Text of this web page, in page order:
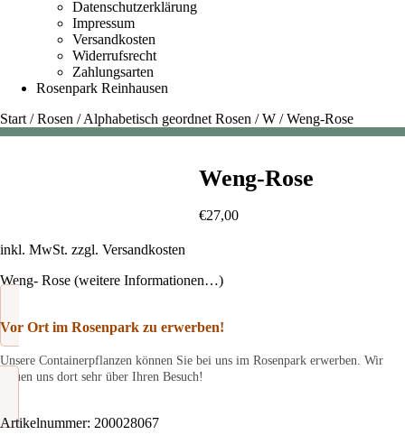
Datenschutzerklärung
Impressum
Versandkosten
Widerrufsrecht
Zahlungsarten
Rosenpark Reinhausen
Start /Rosen /Alphabetisch geordnet Rosen /W /Weng-Rose
Weng-Rose
€27,00
inkl. MwSt. zzgl. Versandkosten
Weng- Rose (weitere Informationen…)
Vor Ort im Rosenpark zu erwerben!
Unsere Containerpflanzen können Sie bei uns im Rosenpark erwerben. Wir
freuen uns dort sehr über Ihren Besuch!
Artikelnummer: 200028067